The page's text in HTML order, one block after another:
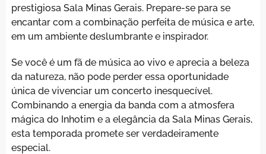
prestigiosa Sala Minas Gerais. Prepare-se para se
encantar com a combinação perfeita de música e arte,
em um ambiente deslumbrante e inspirador.
Se você é um fã de música ao vivo e aprecia a beleza
da natureza, não pode perder essa oportunidade
única de vivenciar um concerto inesquecível.
Combinando a energia da banda com a atmosfera
mágica do Inhotim e a elegância da Sala Minas Gerais,
esta temporada promete ser verdadeiramente
especial.